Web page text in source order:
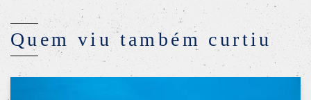
Quem viu também curtiu